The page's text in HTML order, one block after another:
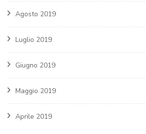
Agosto 2019
Luglio 2019
Giugno 2019
Maggio 2019
Aprile 2019